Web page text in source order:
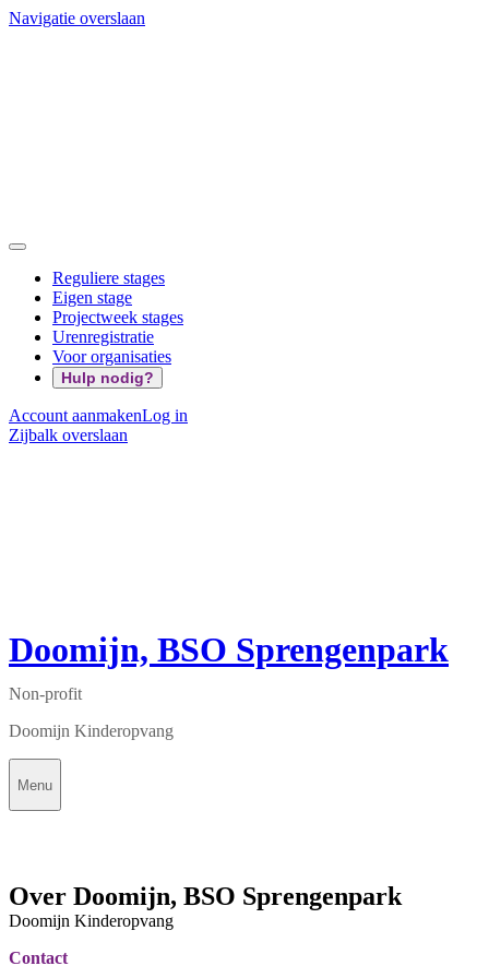
Navigatie overslaan
Reguliere stages
Eigen stage
Projectweek stages
Urenregistratie
Voor organisaties
Hulp nodig?
Account aanmakenLog in
Zijbalk overslaan
Doomijn, BSO Sprengenpark
Non-profit
Doomijn Kinderopvang
Menu
Over Doomijn, BSO Sprengenpark
Doomijn Kinderopvang
Contact